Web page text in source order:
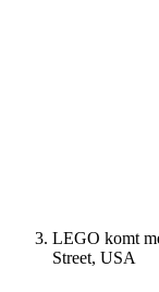
LEGO komt
Street, USA